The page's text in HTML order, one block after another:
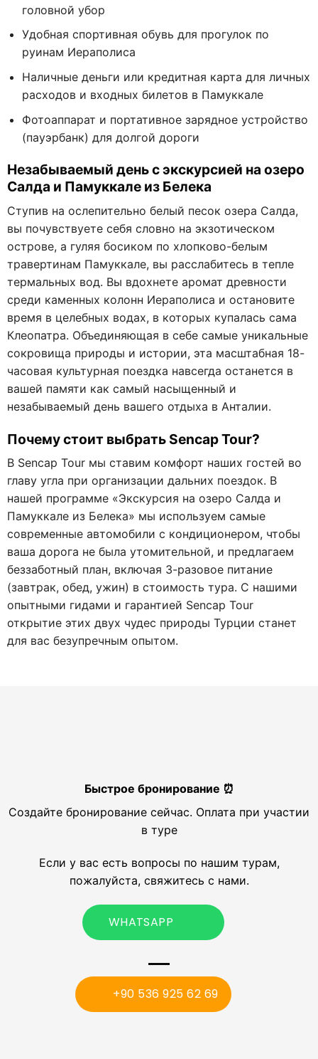
головной убор
Удобная спортивная обувь для прогулок по
руинам Иераполиса
Наличные деньги или кредитная карта для личных
расходов и входных билетов в Памуккале
Фотоаппарат и портативное зарядное устройство
(пауэрбанк) для долгой дороги
Незабываемый день с экскурсией на озеро
Салда и Памуккале из Белека
Ступив на ослепительно белый песок озера Салда,
вы почувствуете себя словно на экзотическом
острове, а гуляя босиком по хлопково-белым
травертинам Памуккале, вы расслабитесь в тепле
термальных вод. Вы вдохнете аромат древности
среди каменных колонн Иераполиса и остановите
время в целебных водах, в которых купалась сама
Клеопатра. Объединяющая в себе самые уникальные
сокровища природы и истории, эта масштабная 18-
часовая культурная поездка навсегда останется в
вашей памяти как самый насыщенный и
незабываемый день вашего отдыха в Анталии.
Почему стоит выбрать Sencap Tour?
В Sencap Tour мы ставим комфорт наших гостей во
главу угла при организации дальних поездок. В
нашей программе «Экскурсия на озеро Салда и
Памуккале из Белека» мы используем самые
современные автомобили с кондиционером, чтобы
ваша дорога не была утомительной, и предлагаем
беззаботный план, включая 3-разовое питание
(завтрак, обед, ужин) в стоимость тура. С нашими
опытными гидами и гарантией Sencap Tour
открытие этих двух чудес природы Турции станет
для вас безупречным опытом.
Быстрое бронирование ⏰
Создайте бронирование сейчас. Оплата при участии
в туре
Если у вас есть вопросы по нашим турам,
пожалуйста, свяжитесь с нами.
WHATSAPP
+90 536 925 62 69